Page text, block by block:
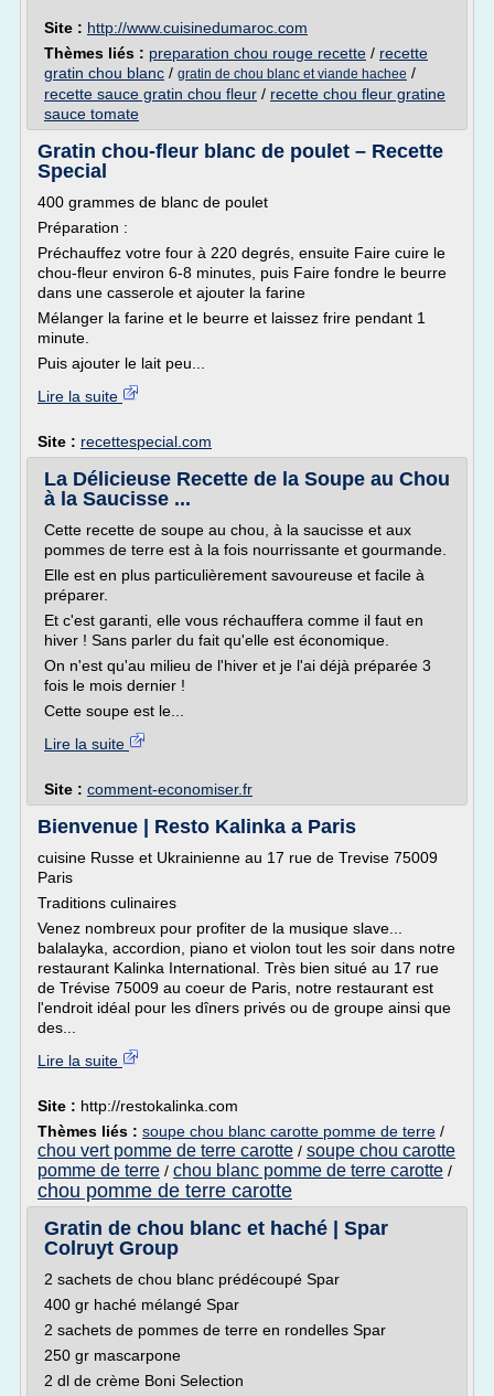
Site : http://www.cuisinedumaroc.com
Thèmes liés : preparation chou rouge recette / recette
gratin chou blanc / gratin de chou blanc et viande hachee /
recette sauce gratin chou fleur / recette chou fleur gratine
sauce tomate
Gratin chou-fleur blanc de poulet – Recette
Special
400 grammes de blanc de poulet
Préparation :
Préchauffez votre four à 220 degrés, ensuite Faire cuire le
chou-fleur environ 6-8 minutes, puis Faire fondre le beurre
dans une casserole et ajouter la farine
Mélanger la farine et le beurre et laissez frire pendant 1
minute.
Puis ajouter le lait peu...
Lire la suite
Site : recettespecial.com
La Délicieuse Recette de la Soupe au Chou
à la Saucisse ...
Cette recette de soupe au chou, à la saucisse et aux
pommes de terre est à la fois nourrissante et gourmande.
Elle est en plus particulièrement savoureuse et facile à
préparer.
Et c'est garanti, elle vous réchauffera comme il faut en
hiver ! Sans parler du fait qu'elle est économique.
On n'est qu'au milieu de l'hiver et je l'ai déjà préparée 3
fois le mois dernier !
Cette soupe est le...
Lire la suite
Site : comment-economiser.fr
Bienvenue | Resto Kalinka a Paris
cuisine Russe et Ukrainienne au 17 rue de Trevise 75009
Paris
Traditions culinaires
Venez nombreux pour profiter de la musique slave...
balalayka, accordion, piano et violon tout les soir dans notre
restaurant Kalinka International. Très bien situé au 17 rue
de Trévise 75009 au coeur de Paris, notre restaurant est
l'endroit idéal pour les dîners privés ou de groupe ainsi que
des...
Lire la suite
Site : http://restokalinka.com
Thèmes liés : soupe chou blanc carotte pomme de terre /
chou vert pomme de terre carotte / soupe chou carotte
pomme de terre / chou blanc pomme de terre carotte /
chou pomme de terre carotte
Gratin de chou blanc et haché | Spar
Colruyt Group
2 sachets de chou blanc prédécoupé Spar
400 gr haché mélangé Spar
2 sachets de pommes de terre en rondelles Spar
250 gr mascarpone
2 dl de crème Boni Selection